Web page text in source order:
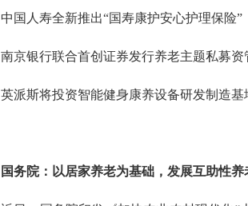
中国人寿全新推出“国寿康护安心护理保险”
南京银行联合首创证券发行养老主题私募资
英派斯将投资智能健身康养设备研发制造基
国务院：以居家养老为基础，发展互助性养